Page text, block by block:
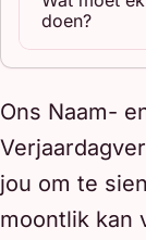
doen?
Ons Naam-
jou om te
moontlik kan